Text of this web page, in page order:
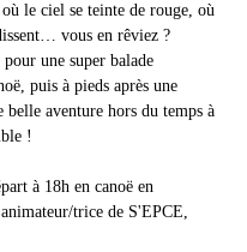
le ciel se teinte de rouge, où
vous en rêviez ?
pour une super balade
puis à pieds après une
belle aventure hors du temps à
!
à 18h en canoë en
trice de S'EPCE,